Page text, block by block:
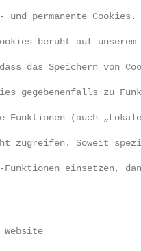
permanente
Cookies beruht auf
das Speichern
gegebenenfalls zu
Funktionen (auch
zugreifen. Soweit
einsetzen,